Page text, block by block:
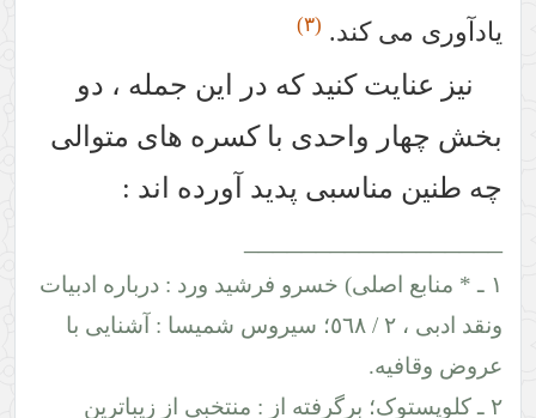
یادآوری می کند. (٣)
نیز عنایت کنید که در این جمله ، دو
بخش چهار واحدی با کسره های متوالی
چه طنین مناسبی پدید آورده اند :
١ ـ * منابع اصلی) خسرو فرشید ورد : درباره ادبیات
ونقد ادبی ، ٢ / ٥٦٨؛ سیروس شمیسا : آشنایی با
عروض وقافیه.
٢ ـ کلوپستوک؛ برگرفته از : منتخبی از زیباترین